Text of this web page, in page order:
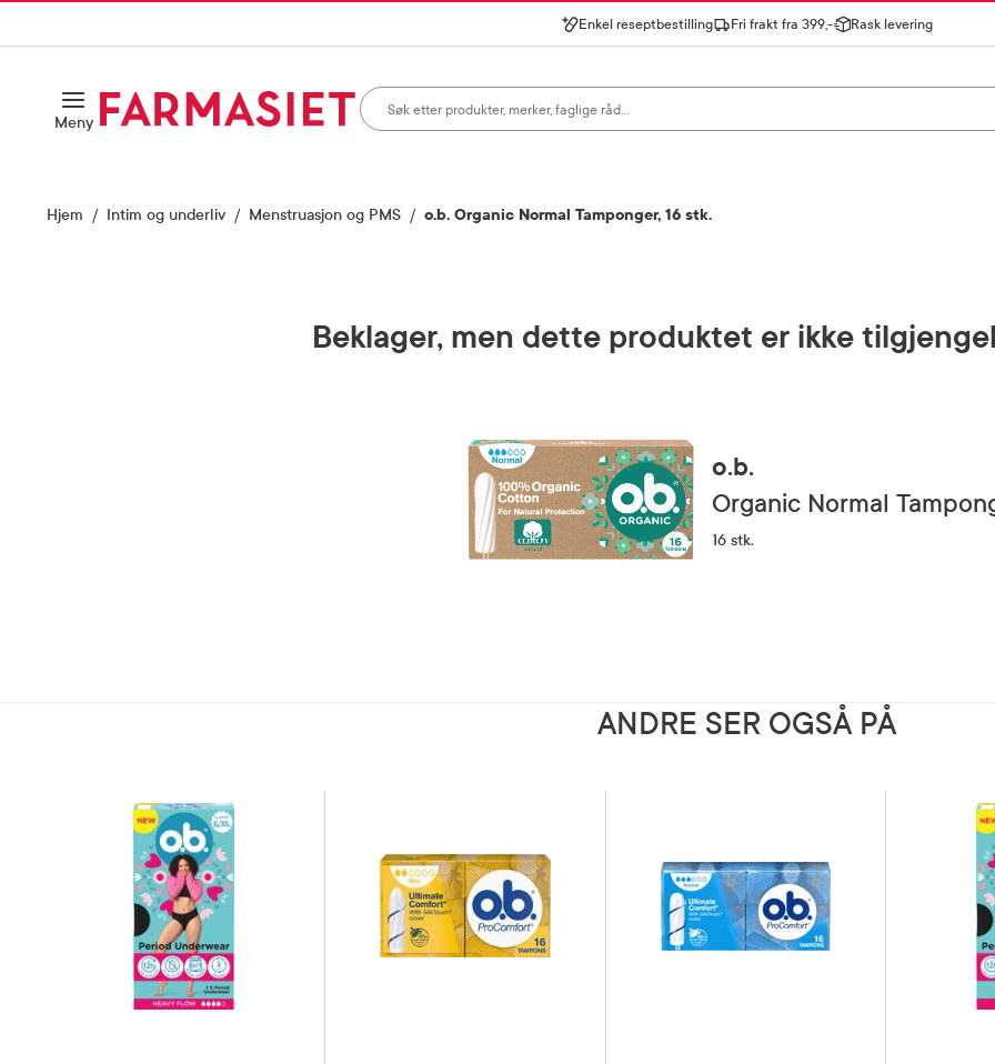
Enkel reseptbestilling Fri frakt fra 399,- Rask levering
INNHOLD
MenyÅpne
Søk i apotek
Hjem Intim og underliv Menstruasjon og PMS o.b. Organic Normal Tamponger, 16 stk.
Beklager, men dette produktet er ikke
o.b.
Organic Normal
16 stk.
ANDRE SER OGSÅ PÅ